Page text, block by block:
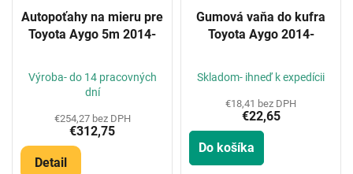
Autopoťahy na mieru pre
Toyota Aygo 5m 2014-
Výroba- do 14 pracovných
dní
€254,27 bez DPH
€312,75
Detail
Gumová vaňa do kufra
Toyota Aygo 2014-
Skladom- ihneď k expedícii
€18,41 bez DPH
€22,65
Do košíka